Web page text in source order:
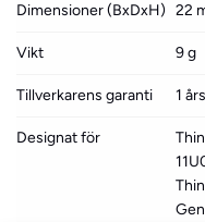
Dimensioner (BxDxH) 22
Vikt 9 g
Tillverkarens garanti 1
Designat för